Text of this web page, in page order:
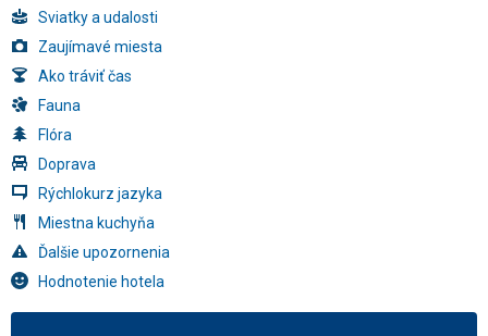
Sviatky a udalosti
Zaujímavé miesta
Ako tráviť čas
Fauna
Flóra
Doprava
Rýchlokurz jazyka
Miestna kuchyňa
Ďalšie upozornenia
Hodnotenie hotela